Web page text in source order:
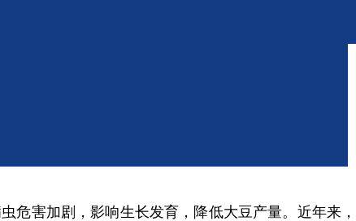
危害加剧，影响生长发育，降低大豆产量。近年来，